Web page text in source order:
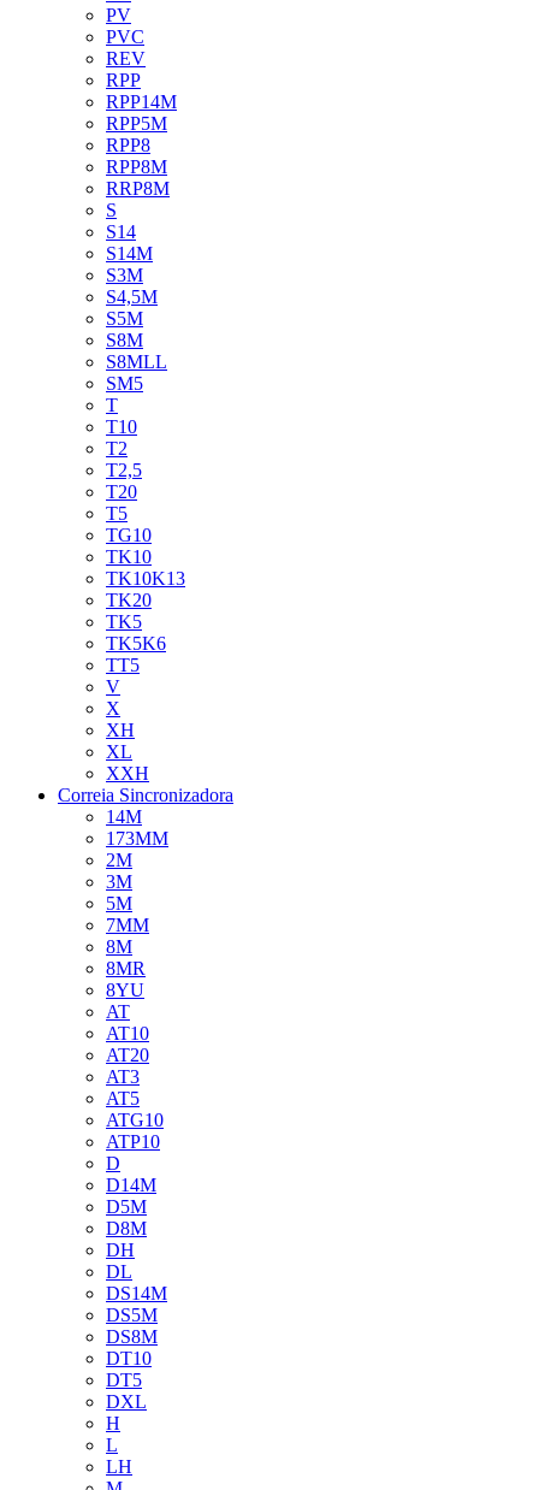
PV
PVC
REV
RPP
RPP14M
RPP5M
RPP8
RPP8M
RRP8M
S
S14
S14M
S3M
S4,5M
S5M
S8M
S8MLL
SM5
T
T10
T2
T2,5
T20
T5
TG10
TK10
TK10K13
TK20
TK5
TK5K6
TT5
V
X
XH
XL
XXH
Correia Sincronizadora
14M
173MM
2M
3M
5M
7MM
8M
8MR
8YU
AT
AT10
AT20
AT3
AT5
ATG10
ATP10
D
D14M
D5M
D8M
DH
DL
DS14M
DS5M
DS8M
DT10
DT5
DXL
H
L
LH